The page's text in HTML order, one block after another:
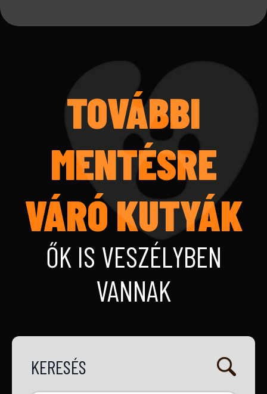
TOVÁBBI
MENTÉSRE
VÁRÓ KUTYÁK
ŐK IS VESZÉLYBEN
VANNAK
KERESÉS